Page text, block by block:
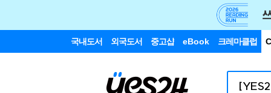
국내도서 외국도서 중고샵 eBook 크레마클럽